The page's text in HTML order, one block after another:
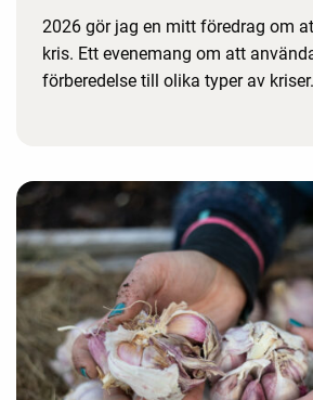
2026 gör jag en mitt föredrag om
kris. Ett evenemang om att
förberedelse till olika typer av kriser.